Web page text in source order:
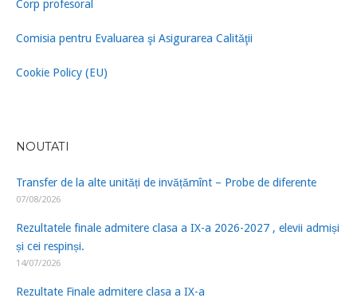
Corp profesoral
Comisia pentru Evaluarea şi Asigurarea Calităţii
Cookie Policy (EU)
NOUTATI
Transfer de la alte unități de invățămînt – Probe de diferente
07/08/2026
Rezultatele finale admitere clasa a IX-a 2026-2027 , elevii admiși
și cei respinși.
14/07/2026
Rezultate Finale admitere clasa a IX-a